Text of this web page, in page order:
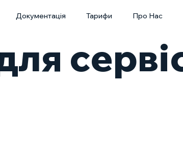
Документація Тарифи Про Нас